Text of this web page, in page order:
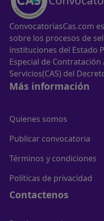
ConvocatoriasCas.com
sobre los procesos de
instituciones del Estado
Especial de
Servicios(CAS) del
Más información
Quienes somos
Publicar convocatoria
Términos y condiciones
Políticas de privacidad
Contactenos